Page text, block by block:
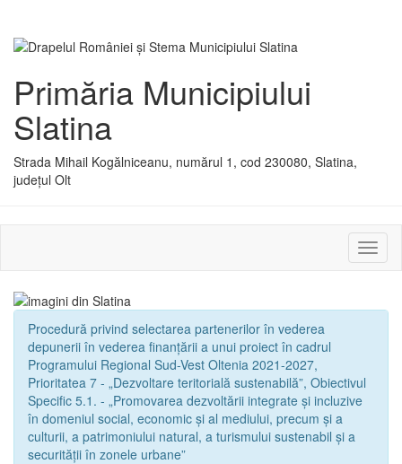
Primăria Municipiului
Slatina
Strada Mihail Kogălniceanu, numărul 1, cod 230080, Slatina,
județul Olt
sau
Procedură privind selectarea partenerilor în vederea
depunerii în vederea finanțării a unui proiect în cadrul
Programului Regional Sud-Vest Oltenia 2021-2027,
Prioritatea 7 - „Dezvoltare teritorială sustenabilă”, Obiectivul
Specific 5.1. - „Promovarea dezvoltării integrate și incluzive
în domeniul social, economic și al mediului, precum și a
culturii, a patrimoniului natural, a turismului sustenabil și a
securității în zonele urbane”